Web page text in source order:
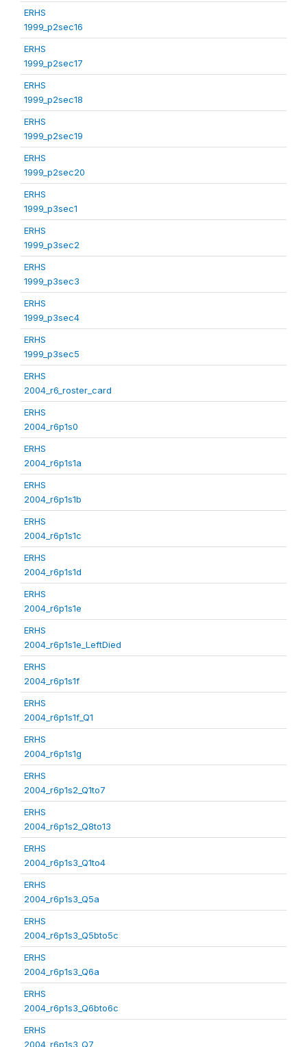
ERHS
1999_p2sec16
ERHS
1999_p2sec17
ERHS
1999_p2sec18
ERHS
1999_p2sec19
ERHS
1999_p2sec20
ERHS
1999_p3sec1
ERHS
1999_p3sec2
ERHS
1999_p3sec3
ERHS
1999_p3sec4
ERHS
1999_p3sec5
ERHS
2004_r6_roster_card
ERHS
2004_r6p1s0
ERHS
2004_r6p1s1a
ERHS
2004_r6p1s1b
ERHS
2004_r6p1s1c
ERHS
2004_r6p1s1d
ERHS
2004_r6p1s1e
ERHS
2004_r6p1s1e_LeftDied
ERHS
2004_r6p1s1f
ERHS
2004_r6p1s1f_Q1
ERHS
2004_r6p1s1g
ERHS
2004_r6p1s2_Q1to7
ERHS
2004_r6p1s2_Q8to13
ERHS
2004_r6p1s3_Q1to4
ERHS
2004_r6p1s3_Q5a
ERHS
2004_r6p1s3_Q5bto5c
ERHS
2004_r6p1s3_Q6a
ERHS
2004_r6p1s3_Q6bto6c
ERHS
2004_r6p1s3_Q7